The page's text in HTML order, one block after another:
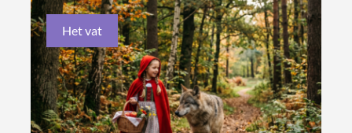
Het vat